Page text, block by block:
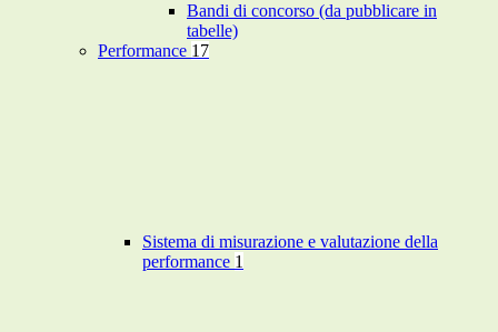
Bandi di concorso (da pubblicare in
tabelle)
Performance 17
Sistema di misurazione e valutazione della
performance 1